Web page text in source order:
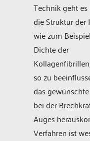
Technik geht es
die Struktur der
wie zum
Dichte der
so zu
das
bei der
Auges
Verfahren ist